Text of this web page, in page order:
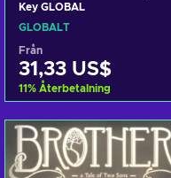
Key GLOBAL
GLOBALT
Från
31,33 US$
11% Återbetalning
Lägg till i varukorgen
View offers